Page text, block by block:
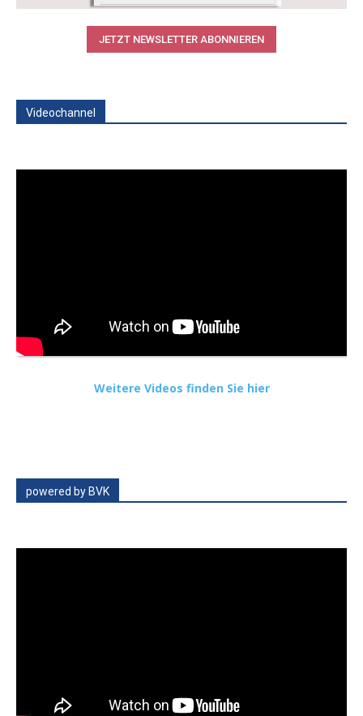
JETZT NEWSLETTER ABONNIEREN
Videochannel
Weitere Videos finden Sie hier
powered by BVK